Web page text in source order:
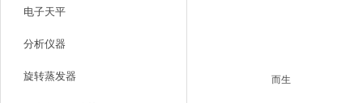
电子天平
分析仪器
旋转蒸发器